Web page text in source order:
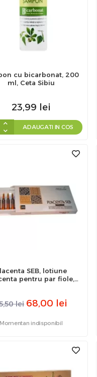
cu bicarbonat, 200
ml, Ceta Sibiu
23,99 lei
ADAUGATI IN COS
SEB, lotiune
pentru par fiole,
lei 68,00 lei
indisponibil